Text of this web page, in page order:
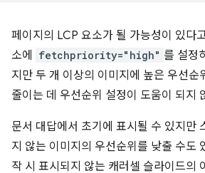
페이지의 LCP 요소가 될 가능성이 있다
소에
fetchpriority="high" 를 설정
지만 두 개 이상의 이미지에 높은 우선순
줄이는 데 우선순위 설정이 도움이 되지
문서 대답에서 초기에 표시될 수 있지만
지 않는 이미지의 우선순위를 낮출 수도
작 시 표시되지 않는 캐러셀 슬라이드의